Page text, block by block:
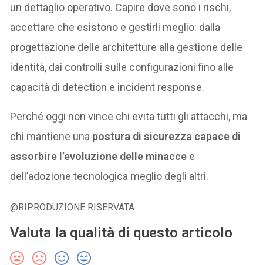
un dettaglio operativo. Capire dove sono i rischi,
accettare che esistono e gestirli meglio: dalla
progettazione delle architetture alla gestione delle
identità, dai controlli sulle configurazioni fino alle
capacità di detection e incident response.
Perché oggi non vince chi evita tutti gli attacchi, ma
chi mantiene una postura di sicurezza capace di
assorbire l’evoluzione delle minacce e
dell’adozione tecnologica meglio degli altri.
@RIPRODUZIONE RISERVATA
Valuta la qualità di questo articolo